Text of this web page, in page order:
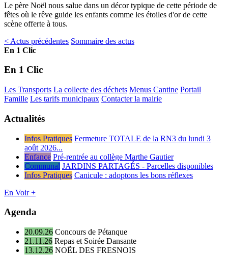
Le père Noël nous salue dans un décor typique de cette période de
fêtes où le rêve guide les enfants comme les étoiles d'or de cette
scène offerte à tous.
< Actus précédentes Sommaire des actus
En 1 Clic
En 1 Clic
Les Transports La collecte des déchets Menus Cantine Portail
Famille Les tarifs municipaux Contacter la mairie
Actualités
Infos Pratiques Fermeture TOTALE de la RN3 du lundi 3
août 2026...
Enfance Pré-rentrée au collège Marthe Gautier
Communal JARDINS PARTAGÉS - Parcelles disponibles
Infos Pratiques Canicule : adoptons les bons réflexes
En Voir +
Agenda
20.09.26 Concours de Pétanque
21.11.26 Repas et Soirée Dansante
13.12.26 NOËL DES FRESNOIS